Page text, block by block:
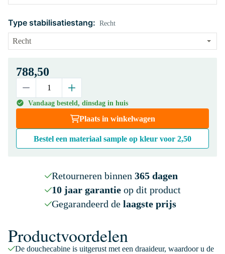
Type stabilisatiestang: Recht
788,50
Vandaag besteld, dinsdag in huis
Plaats in winkelwagen
Bestel een materiaal sample op kleur voor 2,50
Retourneren binnen 365 dagen
10 jaar garantieop dit product
Gegarandeerd de laagste prijs
Productvoordelen
De douchecabine is uitgerust met een draaideur, waardoor u de